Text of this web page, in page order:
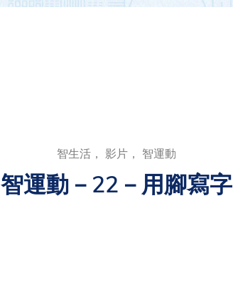
智生活， 影片， 智運動
智運動－22－用腳寫字